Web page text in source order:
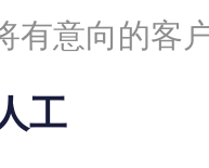
有意向的客
工